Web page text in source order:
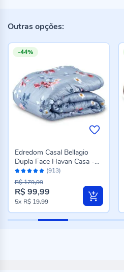
Outras opções:
-44%
Avaliação:
96%
(913)
Edredom Casal Bellagio
Dupla Face Havan Casa -
Jade Floral Azul
Preço
especial
R$ 99,99
R$ 179,99
5x R$ 19,99